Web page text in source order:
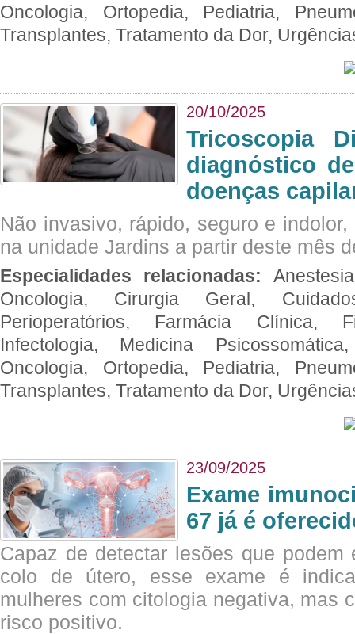
Oncologia, Ortopedia, Pediatria,
Transplantes, Tratamento da Dor,
20/10/2025
Tricoscopia
diagnóstico
doenças
Não invasivo, rápido, seguro e
na unidade Jardins a partir deste mês
Especialidades relacionadas:
Oncologia, Cirurgia Geral,
Perioperatórios, Farmácia Clínica,
Infectologia, Medicina
Oncologia, Ortopedia, Pediatria,
Transplantes, Tratamento da Dor,
23/09/2025
Exame
67 já é
Capaz de detectar lesões que
colo de útero, esse exame é
mulheres com citologia negativa, mas
risco positivo.